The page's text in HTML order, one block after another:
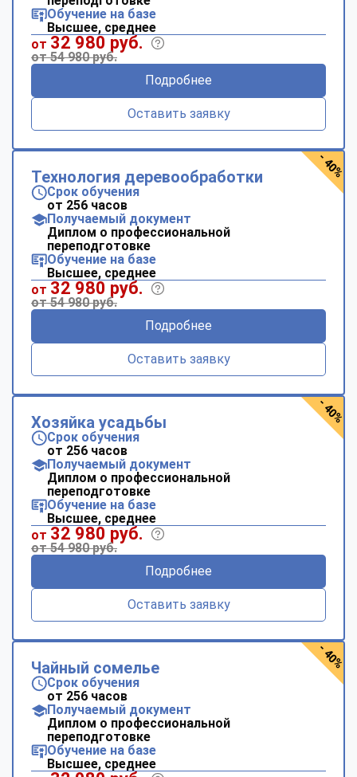
Обучение на базе
Высшее, среднее
от 32 980 руб.
от 54 980 руб.
Подробнее
Оставить заявку
Технология деревообработки
Срок обучения
от 256 часов
Получаемый документ
Диплом о профессиональной
переподготовке
Обучение на базе
Высшее, среднее
от 32 980 руб.
от 54 980 руб.
Подробнее
Оставить заявку
- 40%
Хозяйка усадьбы
Срок обучения
от 256 часов
Получаемый документ
Диплом о профессиональной
переподготовке
Обучение на базе
Высшее, среднее
от 32 980 руб.
от 54 980 руб.
Подробнее
Оставить заявку
- 40%
Чайный сомелье
Срок обучения
от 256 часов
Получаемый документ
Диплом о профессиональной
переподготовке
Обучение на базе
Высшее, среднее
- 40%